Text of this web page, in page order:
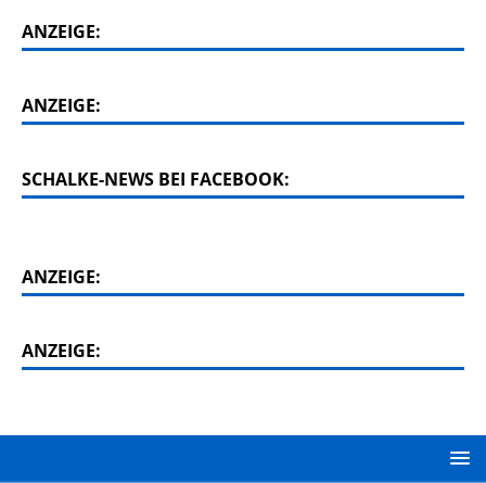
ANZEIGE:
ANZEIGE:
SCHALKE-NEWS BEI FACEBOOK:
ANZEIGE:
ANZEIGE: